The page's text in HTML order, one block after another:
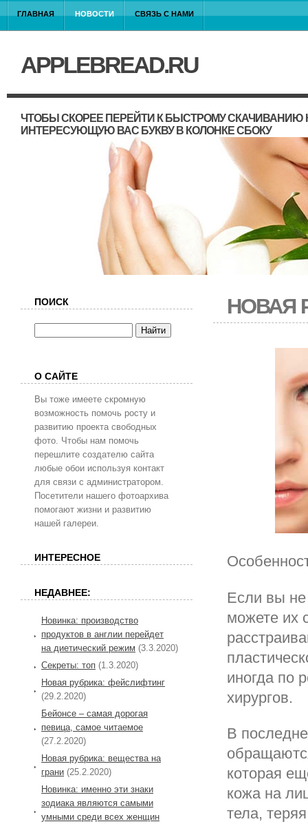
ГЛАВНАЯ НОВОСТИ СВЯЗЬ С НАМИ
APPLEBREAD.RU
ЧТОБЫ СКОРЕЕ ПЕРЕЙТИ К БЫСТРОМУ СКАЧИВАНИЮ
ИНТЕРЕСУЮЩУЮ ВАС БУКВУ В КОЛОНКЕ СБОКУ
НОВАЯ
Если вы не
можете их
иногда по
хирургов.
В
которая
кожа на
тела,
ПОИСК
О САЙТЕ
Вы тоже имеете скромную
возможность помочь росту и
развитию проекта свободных
фото. Чтобы нам помочь
перешлите создателю сайта
любые обои используя контакт
для связи с администратором.
Посетители нашего фотоархива
помогают жизни и развитию
нашей галереи.
ИНТЕРЕСНОЕ
НЕДАВНЕЕ:
Новинка: производство
продуктов в англии перейдет
на диетический режим (3.3.2020)
Секреты: топ (1.3.2020)
Новая рубрика: фейслифтинг
(29.2.2020)
Бейонсе – самая дорогая
певица, самое читаемое
(27.2.2020)
Новая рубрика: вещества на
грани (25.2.2020)
Новинка: именно эти знаки
зодиака являются самыми
умными среди всех женщин